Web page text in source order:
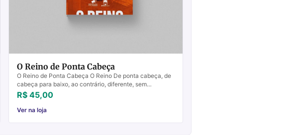
O Reino de Ponta Cabeça
O Reino de Ponta Cabeça O Reino De ponta cabeça, de
cabeça para baixo, ao contrário, diferente, sem
máscaras, revolucionário! Com excelente base histórica
e ...
R$ 45,00
Ver na loja